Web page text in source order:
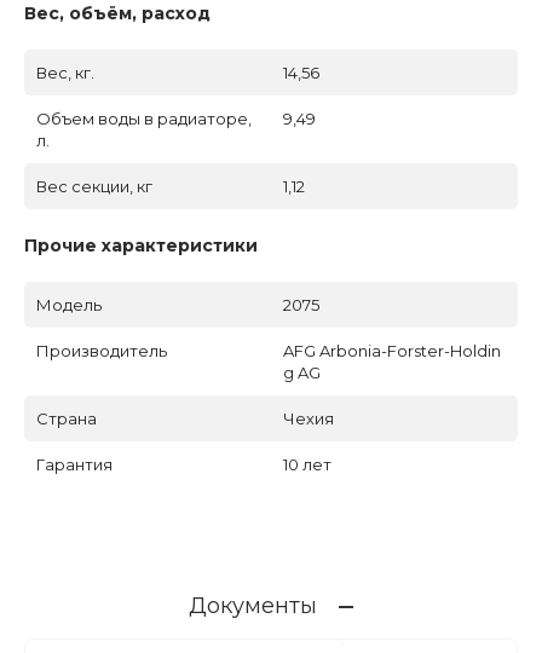
Вес, объём, расход
Вес, кг. 14,56
Объем воды в радиаторе,
л.
9,49
Вес секции, кг 1,12
Прочие характеристики
Модель 2075
Производитель
AFG Arbonia-Forster-Holdin
g AG
Страна Чехия
Гарантия 10 лет
Документы